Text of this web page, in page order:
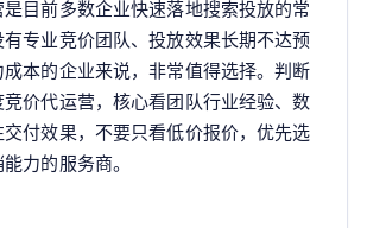
目前多数企业快速落地搜索投放的常
专业竞价团队、投放效果长期不达预
本的企业来说，非常值得选择。判断
价代运营，核心看团队行业经验、数
付效果，不要只看低价报价，优先选
力的服务商。